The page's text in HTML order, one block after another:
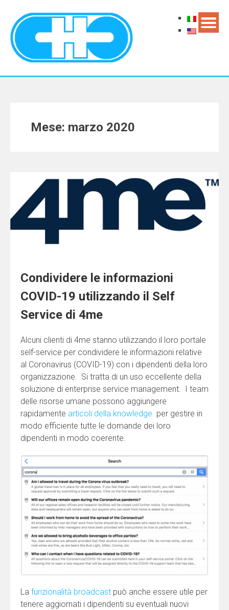
Mese: marzo 2020
Condividere le informazioni
COVID-19 utilizzando il Self
Service di 4me
Alcuni clienti di 4me stanno utilizzando il loro portale
self-service per condividere le informazioni relative
al Coronavirus (COVID-19) con i dipendenti della loro
organizzazione. Si tratta di un uso eccellente della
soluzione di enterprise service management. I team
delle risorse umane possono aggiungere
rapidamente articoli della knowledge per gestire in
modo efficiente tutte le domande dei loro
dipendenti in modo coerente.
La funzionalità broadcast può anche essere utile per
tenere aggiornati i dipendenti su eventuali nuovi